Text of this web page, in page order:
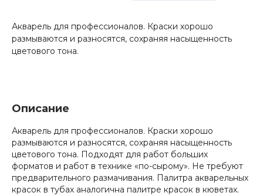
Акварель для профессионалов. Краски хорошо
размываются и разносятся, сохраняя насыщенность
цветового тона.
Описание
Акварель для профессионалов. Краски хорошо
размываются и разносятся, сохраняя насыщенность
цветового тона. Подходят для работ больших
форматов и работ в технике «по-сырому». Не требуют
предварительного размачивания. Палитра акварельных
красок в тубах аналогична палитре красок в кюветах.